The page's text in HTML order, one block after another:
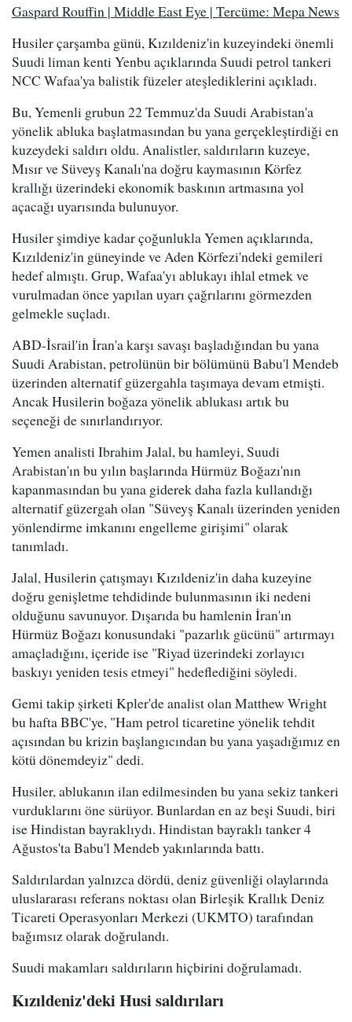
Gaspard Rouffin | Middle East Eye | Tercüme: Mepa News
Husiler çarşamba günü, Kızıldeniz'in kuzeyindeki önemli
Suudi liman kenti Yenbu açıklarında Suudi petrol tankeri
NCC Wafaa'ya balistik füzeler ateşlediklerini açıkladı.
Bu, Yemenli grubun 22 Temmuz'da Suudi Arabistan'a
yönelik abluka başlatmasından bu yana gerçekleştirdiği en
kuzeydeki saldırı oldu. Analistler, saldırıların kuzeye,
Mısır ve Süveyş Kanalı'na doğru kaymasının Körfez
krallığı üzerindeki ekonomik baskının artmasına yol
açacağı uyarısında bulunuyor.
Husiler şimdiye kadar çoğunlukla Yemen açıklarında,
Kızıldeniz'in güneyinde ve Aden Körfezi'ndeki gemileri
hedef almıştı. Grup, Wafaa'yı ablukayı ihlal etmek ve
vurulmadan önce yapılan uyarı çağrılarını görmezden
gelmekle suçladı.
ABD-İsrail'in İran'a karşı savaşı başladığından bu yana
Suudi Arabistan, petrolünün bir bölümünü Babu'l Mendeb
üzerinden alternatif güzergahla taşımaya devam etmişti.
Ancak Husilerin boğaza yönelik ablukası artık bu
seçeneği de sınırlandırıyor.
Yemen analisti Ibrahim Jalal, bu hamleyi, Suudi
Arabistan'ın bu yılın başlarında Hürmüz Boğazı'nın
kapanmasından bu yana giderek daha fazla kullandığı
alternatif güzergah olan "Süveyş Kanalı üzerinden yeniden
yönlendirme imkanını engelleme girişimi" olarak
tanımladı.
Jalal, Husilerin çatışmayı Kızıldeniz'in daha kuzeyine
doğru genişletme tehdidinde bulunmasının iki nedeni
olduğunu savunuyor. Dışarıda bu hamlenin İran'ın
Hürmüz Boğazı konusundaki "pazarlık gücünü" artırmayı
amaçladığını, içeride ise "Riyad üzerindeki zorlayıcı
baskıyı yeniden tesis etmeyi" hedeflediğini söyledi.
Gemi takip şirketi Kpler'de analist olan Matthew Wright
bu hafta BBC'ye, "Ham petrol ticaretine yönelik tehdit
açısından bu krizin başlangıcından bu yana yaşadığımız en
kötü dönemdeyiz" dedi.
Husiler, ablukanın ilan edilmesinden bu yana sekiz tankeri
vurduklarını öne sürüyor. Bunlardan en az beşi Suudi, biri
ise Hindistan bayraklıydı. Hindistan bayraklı tanker 4
Ağustos'ta Babu'l Mendeb yakınlarında battı.
Saldırılardan yalnızca dördü, deniz güvenliği olaylarında
uluslararası referans noktası olan Birleşik Krallık Deniz
Ticareti Operasyonları Merkezi (UKMTO) tarafından
bağımsız olarak doğrulandı.
Suudi makamları saldırıların hiçbirini doğrulamadı.
Kızıldeniz'deki Husi saldırıları